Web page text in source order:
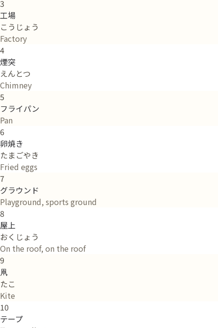
3
工場
こうじょう
Factory
4
煙突
えんとつ
Chimney
5
フライパン
Pan
6
卵焼き
たまごやき
Fried eggs
7
グラウンド
Playground, sports ground
8
屋上
おくじょう
On the roof, on the roof
9
凧
たこ
Kite
10
テープ